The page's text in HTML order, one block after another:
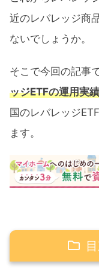
近のレバレッジ商
ないでしょうか。
そこで今回の記事
ッジETFの運用実
国のレバレッジ
ます。